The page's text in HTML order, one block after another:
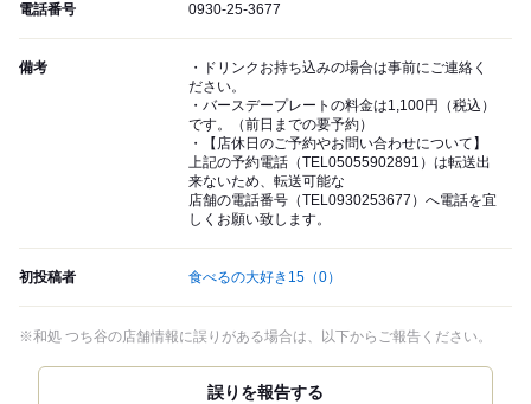
電話番号 0930-25-3677
備考
・ドリンクお持ち込みの場合は事前にご連絡く
ださい。
・バースデープレートの料金は1,100円（税込）
です。（前日までの要予約）
・【店休日のご予約やお問い合わせについて】
上記の予約電話（TEL05055902891）は転送出
来ないため、転送可能な
店舗の電話番号（TEL0930253677）へ電話を宜
しくお願い致します。
初投稿者 食べるの大好き15 （0）
※和処 つち谷の店舗情報に誤りがある場合は、以下からご報告ください。
誤りを報告する